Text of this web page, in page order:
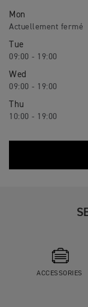
Mon
Tue
09:00 - 19:00
Wed
09:00 - 19:00
Thu
10:00 - 19:00
ACCESSORIES